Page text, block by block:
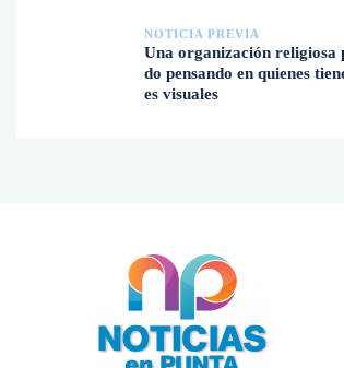
NOTICIA PREVIA
Una organización religiosa
do pensando en quienes
es visuales